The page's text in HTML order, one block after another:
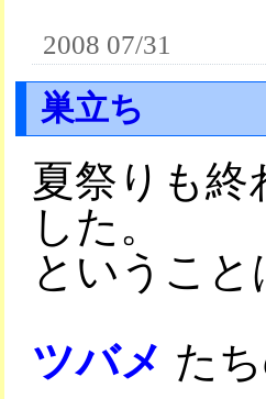
2008 07/31
巣立ち
夏祭りも終
した。
ということ
ツバメ た